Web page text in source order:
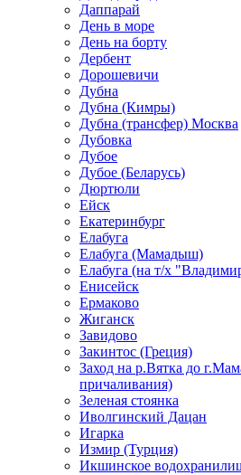
Даппарай
День в море
День на борту
Дербент
Дорошевичи
Дубна
Дубна (Кимры)
Дубна (трансфер) Москва
Дубовка
Дубое
Дубое (Беларусь)
Дюртюли
Ейск
Екатеринбург
Елабуга
Елабуга (Мамадыш)
Елабуга (на т/х
Енисейск
Ермаково
Жиганск
Завидово
Закинтос (Греция)
Заход на р.Вятка до
причаливания)
Зеленая стоянка
Иволгинский Дацан
Игарка
Измир (Турция)
Икшинское